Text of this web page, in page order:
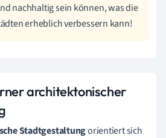
nachhaltig sein können, was die
erheblich verbessern kann!
architektonischer
Stadtgestaltungorientiert sich